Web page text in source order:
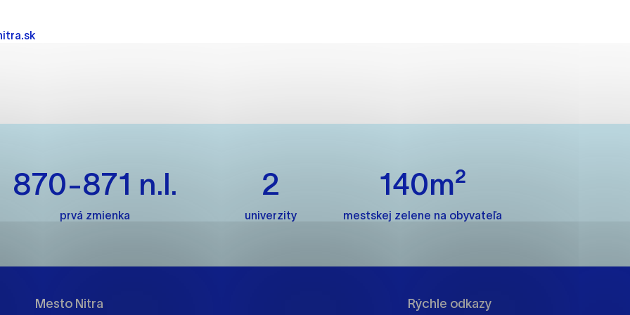
870-871 n.l.
prvá zmienka
2
univerzity
140m²
mestskej zelene na obyvateľa
Mesto Nitra Rýchle odkazy
ktorú chcete povoliť
a ponúknuť im lepšiu skúsenosť. Všetky dáta sa zbierajú anonymne a nie je
osobou.